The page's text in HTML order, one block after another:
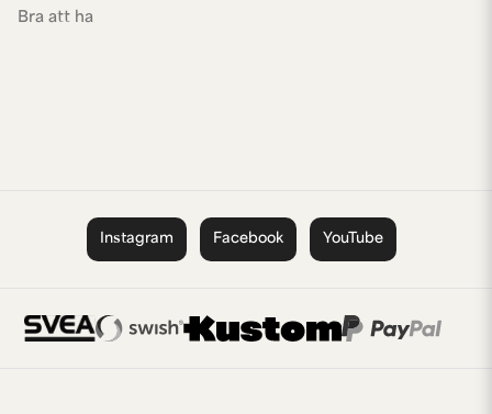
Bra att ha
Instagram Facebook YouTube